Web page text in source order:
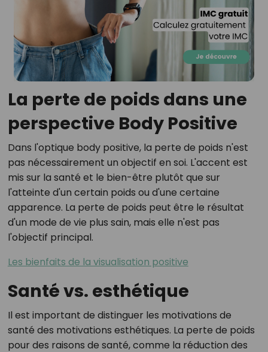
La perte de poids dans une
perspective Body Positive
Dans l'optique body positive, la perte de poids n'est
pas nécessairement un objectif en soi. L'accent est
mis sur la santé et le bien-être plutôt que sur
l'atteinte d'un certain poids ou d'une certaine
apparence. La perte de poids peut être le résultat
d'un mode de vie plus sain, mais elle n'est pas
l'objectif principal.
Les bienfaits de la visualisation positive
Santé vs. esthétique
Il est important de distinguer les motivations de
santé des motivations esthétiques. La perte de poids
pour des raisons de santé, comme la réduction des